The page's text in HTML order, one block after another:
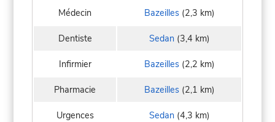
Médecin Bazeilles(2,3 km)
Dentiste Sedan(3,4 km)
Infirmier Bazeilles(2,2 km)
Pharmacie Bazeilles(2,1 km)
Urgences Sedan(4,3 km)